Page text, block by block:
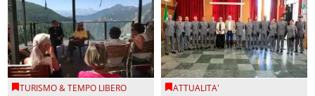
TURISMO & TEMPO LIBERO ATTUALITA'